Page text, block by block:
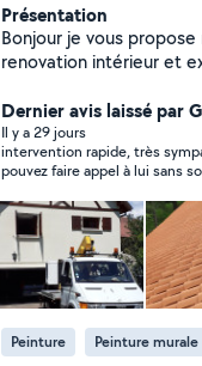
Présentation
Bonjour je vous
renovation intérieur et extérieur :
réparation des
peinture grille fer forgé ..... travaux propre et
merci
Dernier avis laissé par
Il y a 29 jours
intervention rapide, très
pouvez faire appel à lui sans
Peinture Peinture murale